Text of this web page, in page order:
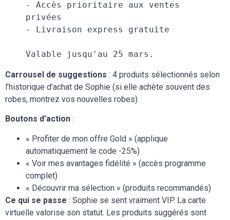
- Accès prioritaire aux ventes
privées
- Livraison express gratuite
Valable jusqu'au 25 mars.
Carrousel de suggestions : 4 produits sélectionnés selon
l’historique d’achat de Sophie (si elle achète souvent des
robes, montrez vos nouvelles robes)
Boutons d’action :
« Profiter de mon offre Gold » (applique
automatiquement le code -25%)
« Voir mes avantages fidélité » (accès programme
complet)
« Découvrir ma sélection » (produits recommandés)
Ce qui se passe : Sophie se sent vraiment VIP. La carte
virtuelle valorise son statut. Les produits suggérés sont